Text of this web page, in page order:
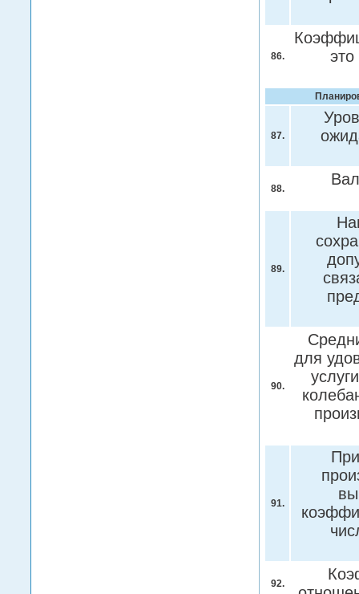
86.
87.
88.
89.
90.
для
91.
92.